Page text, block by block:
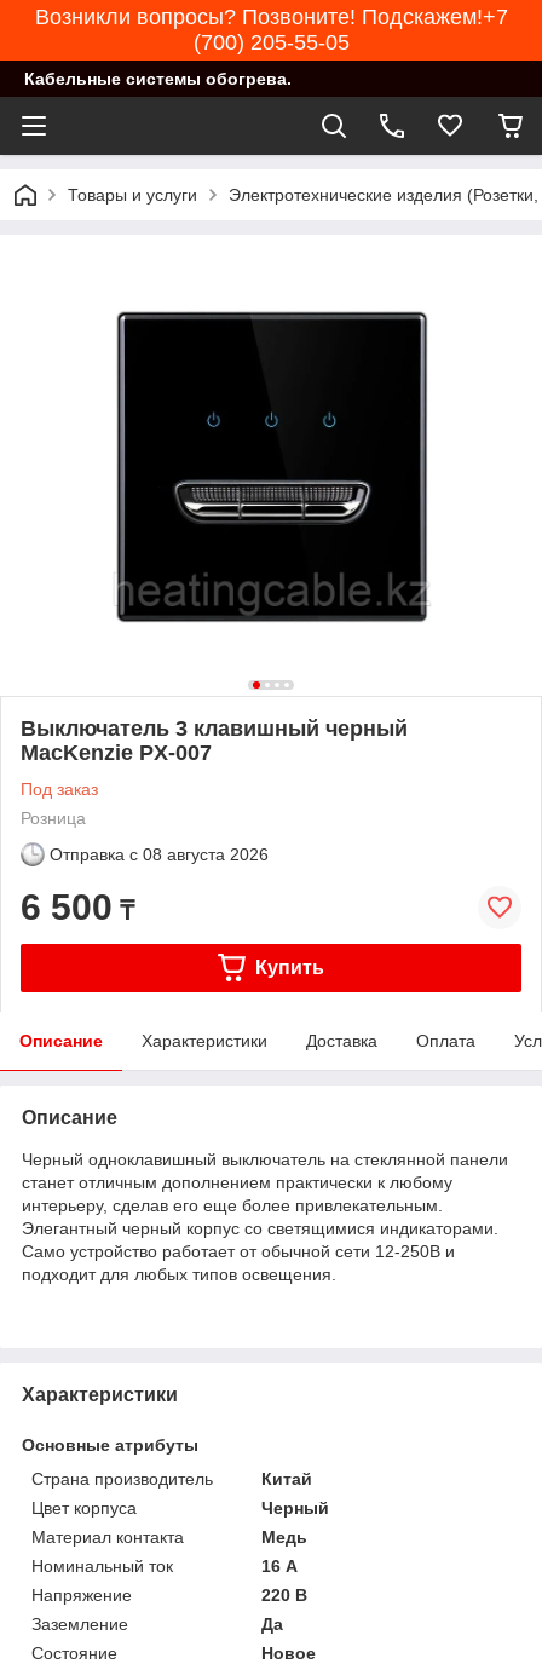
Возникли вопросы? Позвоните! Подскажем!+7
(700) 205-55-05
Кабельные системы обогрева.
Товары и услуги Электротехнические изделия
Выключатель 3 клавишный черный
MacKenzie PX-007
Под заказ
Розница
Отправка с 08 августа 2026
6 500 ₸
Купить
Описание Характеристики Доставка Оплата
Описание
Черный одноклавишный выключатель на стеклянной панели
станет отличным дополнением практически к любому
интерьеру, сделав его еще более привлекательным.
Элегантный черный корпус со светящимися индикаторами.
Само устройство работает от обычной сети 12-250В и
подходит для любых типов освещения.
Характеристики
Основные атрибуты
Страна производитель
Китай
Цвет корпуса
Черный
Материал контакта
Медь
Номинальный ток
16 А
Напряжение
220 В
Заземление
Да
Состояние
Новое